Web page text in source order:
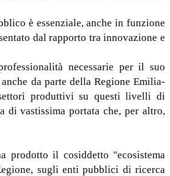
è essenziale, anche in funzione
dal rapporto tra innovazione e
necessarie per il suo
da parte della Regione Emilia-
produttivi su questi livelli di
di vastissima portata che, per altro,
prodotto il cosiddetto "ecosistema
sugli enti pubblici di ricerca